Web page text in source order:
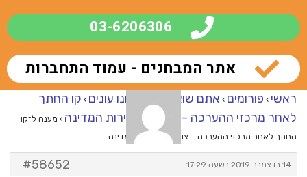
03-6206306
אתר המבחנים - עמוד התחברות
ראשי › פורומים › אתם שואלים – אנחנו עונים › קו החתך
לאחר מרכזי ההערכה – צוערים לשירות המדינה › מענה ל־קו
החתך לאחר מרכזי ההערכה – צוערים לשירות המדינה
14 בדצמבר 2019 בשעה 17:29 #58652